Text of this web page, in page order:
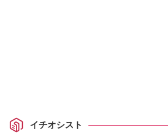
イチオシスト